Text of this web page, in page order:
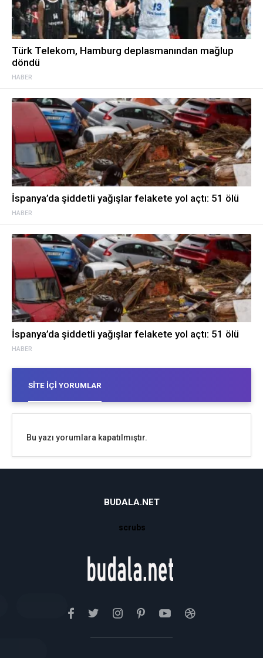
HABER
Türk Telekom, Hamburg deplasmanından mağlup
döndü
HABER
İspanya’da şiddetli yağışlar felakete yol açtı: 51 ölü
HABER
İspanya’da şiddetli yağışlar felakete yol açtı: 51 ölü
SITE İÇI YORUMLAR
Bu yazı yorumlara kapatılmıştır.
BUDALA.NET
scrubs